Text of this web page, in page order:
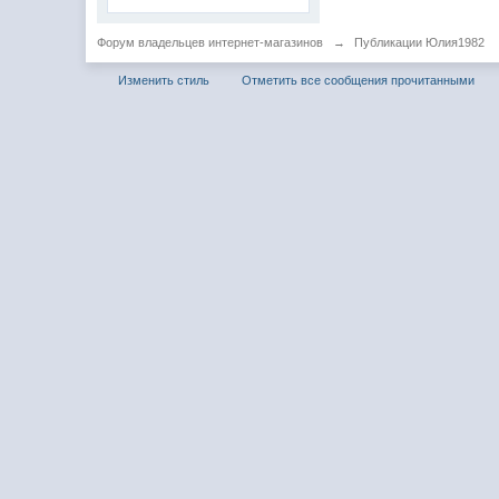
Форум владельцев интернет-магазинов → Публикации Юлия1982
Изменить стиль Отметить все сообщения прочитанными